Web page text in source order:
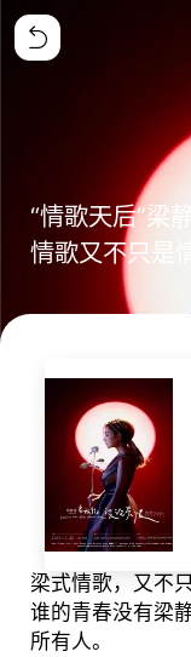
“情歌天后”梁
情歌又不只是
梁式情歌，又不
谁的青春没有梁
所有人。